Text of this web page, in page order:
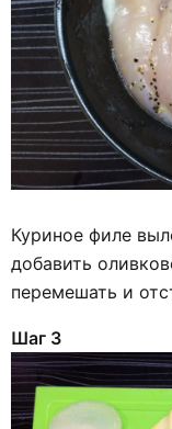
Куриное филе
добавить
перемешать и
Шаг 3